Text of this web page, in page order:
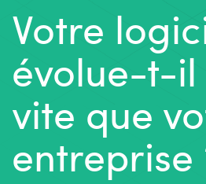
Votre
évolue-t-il
vite que
entreprise